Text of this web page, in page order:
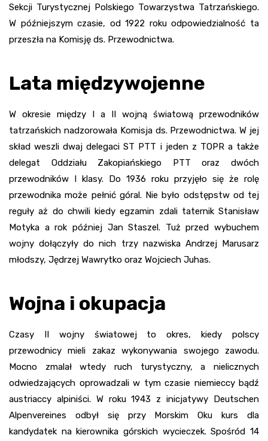
Sekcji Turystycznej Polskiego Towarzystwa Tatrzańskiego.
W późniejszym czasie, od 1922 roku odpowiedzialność ta
przeszła na Komisję ds. Przewodnictwa.
Lata międzywojenne
W okresie między I a II wojną światową przewodników
tatrzańskich nadzorowała Komisja ds. Przewodnictwa. W jej
skład weszli dwaj delegaci ST PTT i jeden z TOPR a także
delegat Oddziału Zakopiańskiego PTT oraz dwóch
przewodników I klasy. Do 1936 roku przyjęło się że rolę
przewodnika może pełnić góral. Nie było odstępstw od tej
reguły aż do chwili kiedy egzamin zdali taternik Stanisław
Motyka a rok później Jan Staszel. Tuż przed wybuchem
wojny dołączyły do nich trzy nazwiska Andrzej Marusarz
młodszy, Jędrzej Wawrytko oraz Wojciech Juhas.
Wojna i okupacja
Czasy II wojny światowej to okres, kiedy polscy
przewodnicy mieli zakaz wykonywania swojego zawodu.
Mocno zmalał wtedy ruch turystyczny, a nielicznych
odwiedzających oprowadzali w tym czasie niemieccy bądź
austriaccy alpiniści. W roku 1943 z inicjatywy Deutschen
Alpenvereines odbył się przy Morskim Oku kurs dla
kandydatek na kierownika górskich wycieczek. Spośród 14